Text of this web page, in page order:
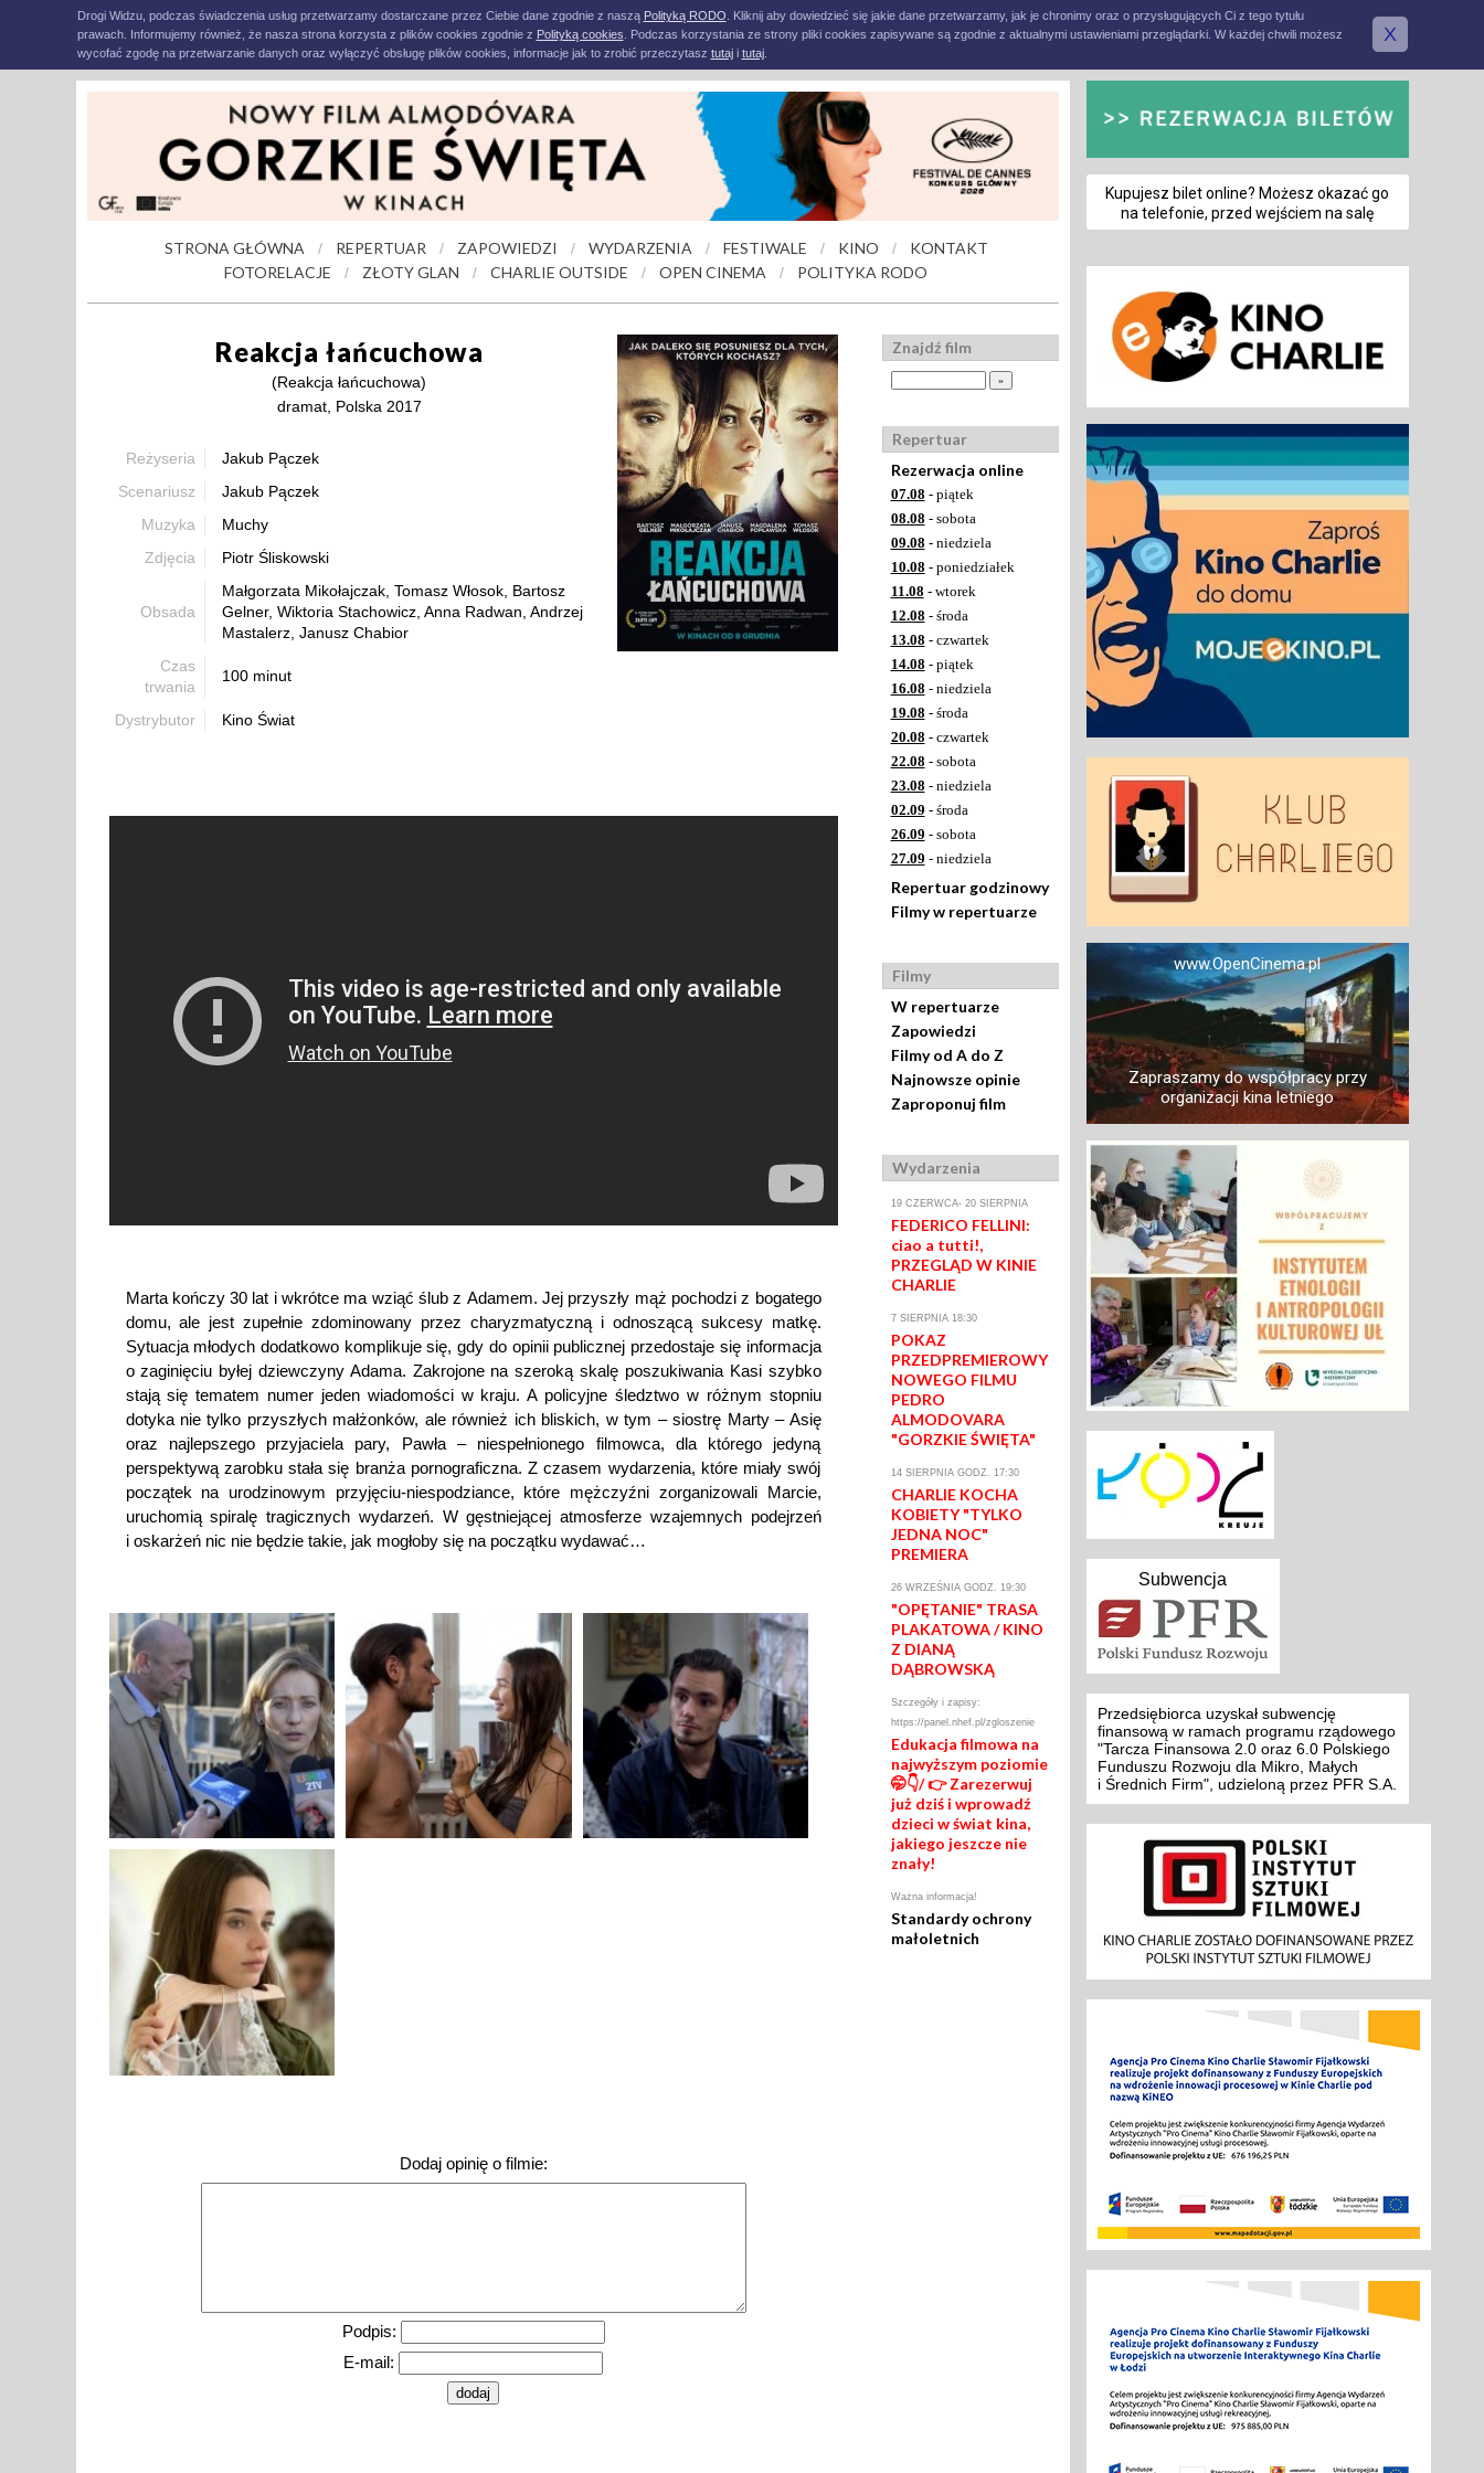
Drogi Widzu, podczas świadczenia usług przetwarzamy dostarczane przez Ciebie dane zgodnie z naszą Polityką RODO . Kliknij aby dowiedzieć się jakie dane przetwarzamy, jak je chronimy oraz o przysługujących Ci z tego tytułu
prawach. Informujemy również, że nasza strona korzysta z plików cookies zgodnie z Polityką cookies . Podczas korzystania ze strony pliki cookies zapisywane są zgodnie z aktualnymi ustawieniami przeglądarki. W każdej chwili możesz
wycofać zgodę na przetwarzanie danych oraz wyłączyć obsługę plików cookies, informacje jak to zrobić przeczytasz tutaji tutaj.
X
STRONA GŁÓWNA / REPERTUAR / ZAPOWIEDZI / WYDARZENIA / FESTIWALE / KINO /
KONTAKT
FOTORELACJE
/ ZŁOTY GLAN / CHARLIE OUTSIDE / OPEN CINEMA / POLITYKA RODO
Reakcja łańcuchowa
(Reakcja łańcuchowa)
dramat, Polska 2017
Reżyseria
Jakub Pączek
Scenariusz
Jakub Pączek
Muzyka
Muchy
Zdjęcia
Piotr Śliskowski
Obsada
Małgorzata Mikołajczak, Tomasz Włosok, Bartosz
Gelner, Wiktoria Stachowicz, Anna Radwan, Andrzej
Mastalerz, Janusz Chabior
Czas
trwania
100 minut
Dystrybutor Kino Świat
Marta kończy 30 lat i wkrótce ma wziąć ślub z Adamem. Jej przyszły mąż pochodzi z bogatego
domu, ale jest zupełnie zdominowany przez charyzmatyczną i odnoszącą sukcesy matkę.
Sytuacja młodych dodatkowo komplikuje się, gdy do opinii publicznej przedostaje się informacja
o zaginięciu byłej dziewczyny Adama. Zakrojone na szeroką skalę poszukiwania Kasi szybko
stają się tematem numer jeden wiadomości w kraju. A policyjne śledztwo w różnym stopniu
dotyka nie tylko przyszłych małżonków, ale również ich bliskich, w tym – siostrę Marty – Asię
oraz najlepszego przyjaciela pary, Pawła – niespełnionego filmowca, dla którego jedyną
perspektywą zarobku stała się branża pornograficzna. Z czasem wydarzenia, które miały swój
początek na urodzinowym przyjęciu-niespodziance, które mężczyźni zorganizowali Marcie,
uruchomią spiralę tragicznych wydarzeń. W gęstniejącej atmosferze wzajemnych podejrzeń
i oskarżeń nic nie będzie takie, jak mogłoby się na początku wydawać…
Dodaj opinię o filmie:
Podpis:
E-mail:
Znajdź film
Repertuar
Rezerwacja online
07.08 - piątek
08.08 - sobota
09.08 - niedziela
10.08 - poniedziałek
11.08 - wtorek
12.08 - środa
13.08 - czwartek
14.08 - piątek
16.08 - niedziela
19.08 - środa
20.08 - czwartek
22.08 - sobota
23.08 - niedziela
02.09 - środa
26.09 - sobota
27.09 - niedziela
Repertuar godzinowy
Filmy w repertuarze
Filmy
W repertuarze
Zapowiedzi
Filmy od A do Z
Najnowsze opinie
Zaproponuj film
Wydarzenia
19 CZERWCA- 20 SIERPNIA
FEDERICO FELLINI:
ciao a tutti!,
PRZEGLĄD W KINIE
CHARLIE
7 SIERPNIA 18:30
POKAZ
PRZEDPREMIEROWY
NOWEGO FILMU
PEDRO
ALMODOVARA
"GORZKIE ŚWIĘTA"
14 SIERPNIA GODZ. 17:30
CHARLIE KOCHA
KOBIETY "TYLKO
JEDNA NOC"
PREMIERA
26 WRZEŚNIA GODZ. 19:30
"OPĘTANIE" TRASA
PLAKATOWA / KINO
Z DIANĄ
DĄBROWSKĄ
Szczegóły i zapisy:
https://panel.nhef.pl/zgloszenie
Edukacja filmowa na
najwyższym poziomie
🤭👇/ 👉 Zarezerwuj
już dziś i wprowadź
dzieci w świat kina,
jakiego jeszcze nie
znały!
Ważna informacja!
Standardy ochrony
małoletnich
Kupujesz bilet online? Możesz okazać go
na telefonie, przed wejściem na salę
www.OpenCinema.pl
Zapraszamy do współpracy przy
organizacji kina letniego
Subwencja
Przedsiębiorca uzyskał subwencję
finansową w ramach programu rządowego
"Tarcza Finansowa 2.0 oraz 6.0 Polskiego
Funduszu Rozwoju dla Mikro, Małych
i Średnich Firm", udzieloną przez PFR S.A.